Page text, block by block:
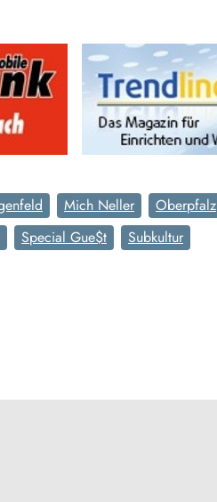
Mich Neller
Oberpfalz
Special Gue$t
Subkultur